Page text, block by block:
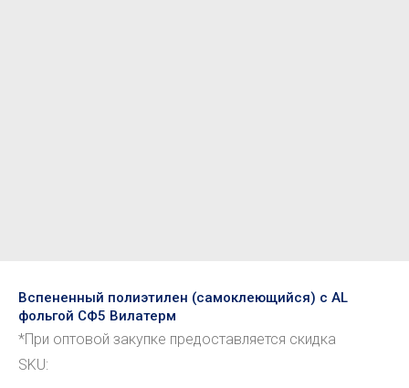
Вспененный полиэтилен (самоклеющийся) с AL
фольгой СФ5 Вилатерм
*При оптовой закупке предоставляется скидка
SKU: